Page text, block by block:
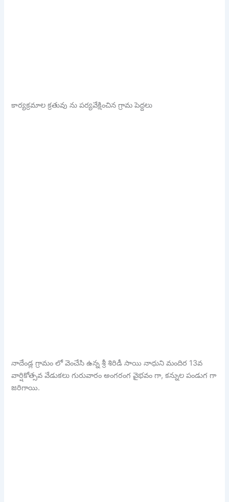
కార్యక్రమాల క్రతువు ను పర్యవేక్షించిన గ్రామ పెద్దలు
నాదేండ్ల గ్రామం లో వెంచేసి ఉన్న శ్రీ శిరిడీ సాయి నాధుని మందిర 13వ
వార్షికోత్సవ వేడుకలు గురువారం అంగరంగ వైభవం గా, కన్నుల పండుగ గా
జరిగాయి.